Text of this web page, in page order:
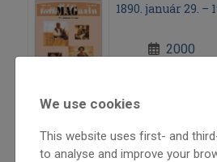
1890. január 29. –
2000
We use cookies
This website uses first- and
to analyse and improve your